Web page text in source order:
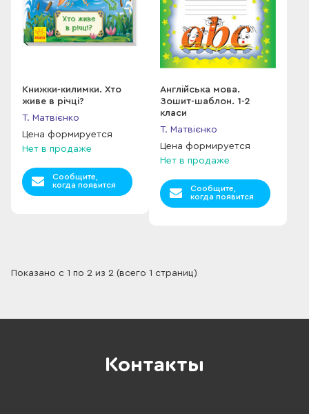
Книжки-килимки. Хто
живе в річці?
Т. Матвієнко
Цена формируется
Нет в продаже
Сообщите,
когда появится
Англійська мова.
Зошит-шаблон. 1-2
класи
Т. Матвієнко
Цена формируется
Нет в продаже
Сообщите,
когда появится
Показано с 1 по 2 из 2 (всего 1 страниц)
Контакты